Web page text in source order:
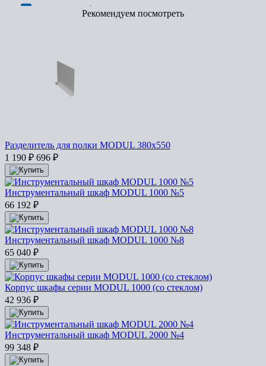
Рекомендуем посмотреть
Разделитель для полки MODUL 380х550
1 190 ₽ 696 ₽
Инструментальный шкаф MODUL 1000 №5
66 192 ₽
Инструментальный шкаф MODUL 1000 №8
65 040 ₽
Корпус шкафы серии MODUL 1000 (со стеклом)
42 936 ₽
Инструментальный шкаф MODUL 2000 №4
99 348 ₽